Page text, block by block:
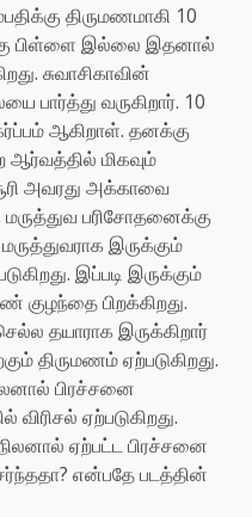
திருமணமாகி 10
பிள்ளை இல்லை இதனால்
சுவாசிகாவின்
பார்த்து வருகிறார். 10
கர்ப்பம் ஆகிறாள். தனக்கு
ஆர்வத்தில் மிகவும்
அவரது அக்காவை
பரிசோதனைக்கு
இருக்கும்
இப்படி இருக்கும்
குழந்தை பிறக்கிறது.
தயாராக இருக்கிறார்
திருமணம் ஏற்படுகிறது.
பிரச்சனை
விரிசல் ஏற்படுகிறது.
ஏற்பட்ட பிரச்சனை
என்பதே படத்தின்